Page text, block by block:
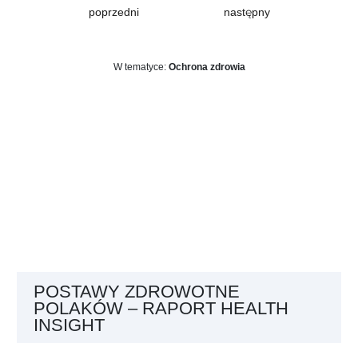
poprzedni następny
W tematyce: Ochrona zdrowia
POSTAWY ZDROWOTNE
POLAKÓW – RAPORT HEALTH
INSIGHT